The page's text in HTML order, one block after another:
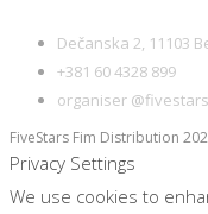
Dečanska 2, 11103
+381 60 4328 899
organiser
FiveStars Fim Distribution
Privacy Settings
We use cookies to